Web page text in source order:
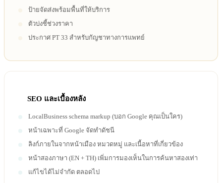
ป้ายจัดส่งพร้อมพื้นที่ให้บริการ
ตัวบ่งชี้ช่วงราคา
ประกาศ PT 33 สำหรับกัญชาทางการแพทย์
SEO และเบื้องหลัง
LocalBusiness schema markup (บอก Google คุณเป็นใคร)
หน้าเฉพาะที่ Google จัดทำดัชนี
ลิงก์ภายในจากหน้าเมือง หมวดหมู่ และเนื้อหาที่เกี่ยวข้อง
หน้าสองภาษา (EN + TH) เพิ่มการมองเห็นในการค้นหาสองเท่า
แก้ไขได้ไม่จำกัด ตลอดไป